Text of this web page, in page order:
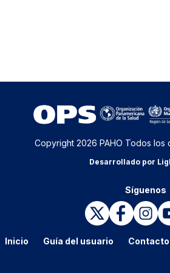
Copyright 2026 PAHO Todos
Desarrollado por
Síguenos
Inicio Guía del usuario Contacto